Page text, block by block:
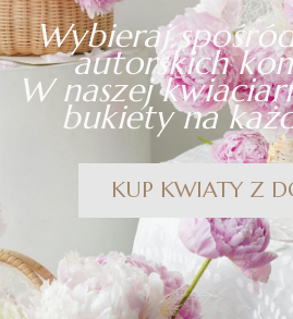
Wybieraj
autorskich
W naszej
bukiety na
KUP KWIATY Z